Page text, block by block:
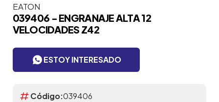
Itens da Galeria
EATON
039406 - ENGRANAJE ALTA 12
VELOCIDADES Z42
ESTOY INTERESADO
Código:039406